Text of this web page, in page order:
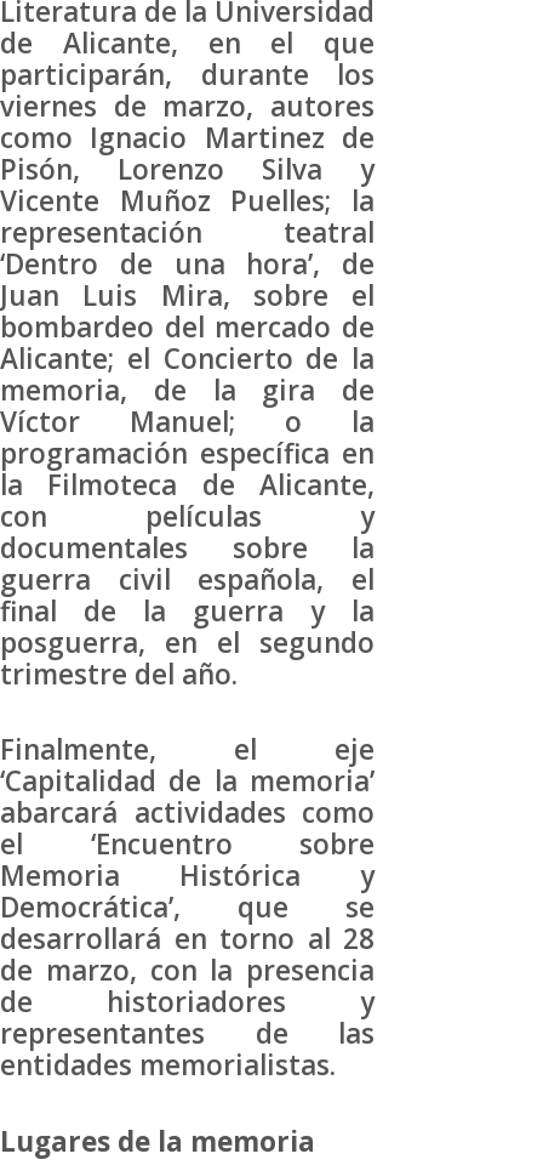
Literatura de la Universidad
de Alicante, en el que
participarán, durante los
viernes de marzo, autores
como Ignacio Martinez de
Pisón, Lorenzo Silva y
Vicente Muñoz Puelles; la
representación teatral
‘Dentro de una hora’, de
Juan Luis Mira, sobre el
bombardeo del mercado de
Alicante; el Concierto de la
memoria, de la gira de
Víctor Manuel; o la
programación específica en
la Filmoteca de Alicante,
con películas y
documentales sobre la
guerra civil española, el
final de la guerra y la
posguerra, en el segundo
trimestre del año.
Finalmente, el eje
‘Capitalidad de la memoria’
abarcará actividades como
el ‘Encuentro sobre
Memoria Histórica y
Democrática’, que se
desarrollará en torno al 28
de marzo, con la presencia
de historiadores y
representantes de las
entidades memorialistas.
Lugares de la memoria